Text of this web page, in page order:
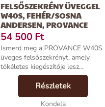
FELSŐSZEKRÉNY ÜVEGGEL
W40S, FEHÉR/SOSNA
ANDERSEN, PROVANCE
54 500 Ft
Ismerd meg a PROVANCE W40S
üveges felsőszekrényt, amely
tökéletes kiegészítője lesz
otthonodnak, elegáns designjával
és praktikus
kialakításával.Termékjellemzők:Név:
Felsőszekrény üveggel W40S,
Részletek
Kondela